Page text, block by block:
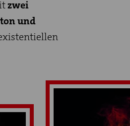
zwei
und